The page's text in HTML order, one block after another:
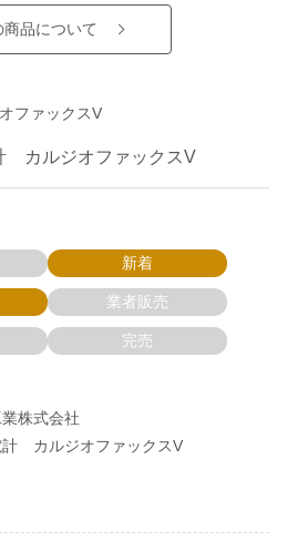
商品について
カルジオファックスV
新着
業者販売
完売
株式会社
計 カルジオファックスV